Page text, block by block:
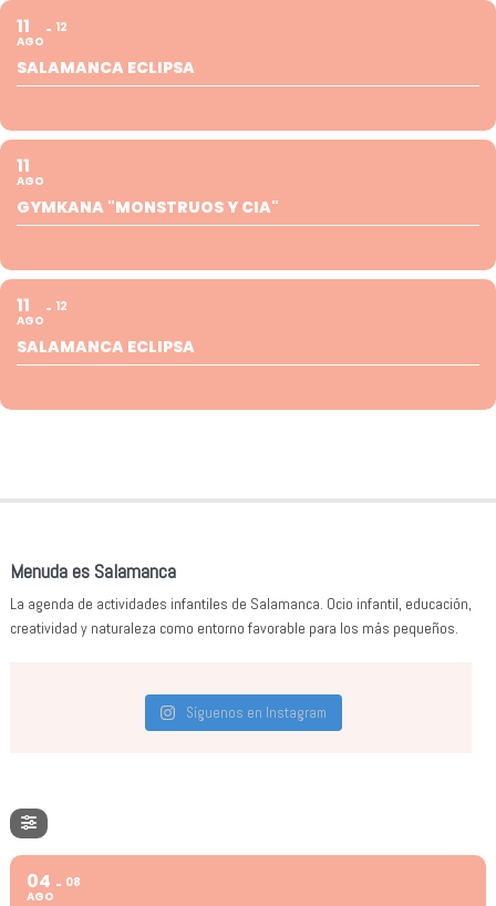
11
AGO
12
SALAMANCA ECLIPSA
11
AGO
GYMKANA "MONSTRUOS Y CIA"
11
AGO
12
SALAMANCA ECLIPSA
Menuda es Salamanca
La agenda de actividades infantiles de Salamanca. Ocio infantil, educación,
creatividad y naturaleza como entorno favorable para los más pequeños.
Síguenos en Instagram
04
AGO
08